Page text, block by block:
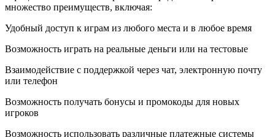
множество преимуществ, включая:
Удобный доступ к играм из любого места и в любое время
Возможность играть на реальные деньги или на тестовые
Взаимодействие с поддержкой через чат, электронную почту
или телефон
Возможность получать бонусы и промокоды для новых
игроков
Возможность использовать различные платежные системы